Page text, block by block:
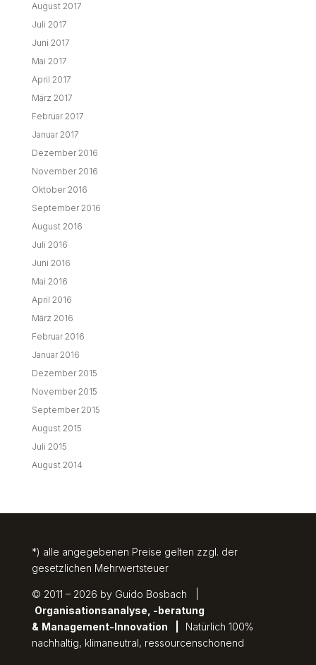
August 2017
Juli 2017
Juni 2017
Mai 2017
April 2017
März 2017
Februar 2017
Januar 2017
Dezember 2016
November 2016
Oktober 2016
September 2016
August 2016
Juli 2016
Juni 2016
Mai 2016
April 2016
März 2016
Februar 2016
Januar 2016
Dezember 2015
November 2015
September 2015
August 2015
Juli 2015
August 2014
*) alle angegebenen Preise gelten zzgl. der
gesetzlichen Mehrwertsteuer
© 2011 – 2026 by Guido Bosbach |
Organisationsanalyse, -beratung
& Management-Innovation
Natürlich 100%
nachhaltig, klimaneutral, ressourcenschonend